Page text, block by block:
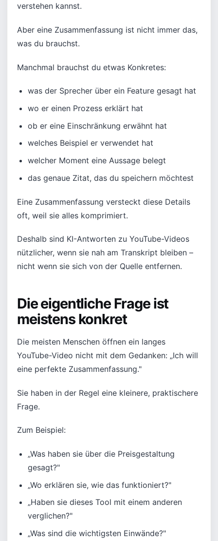
verstehen kannst.
Aber eine Zusammenfassung ist nicht immer das,
was du brauchst.
Manchmal brauchst du etwas Konkretes:
was der Sprecher über ein Feature gesagt hat
wo er einen Prozess erklärt hat
ob er eine Einschränkung erwähnt hat
welches Beispiel er verwendet hat
welcher Moment eine Aussage belegt
das genaue Zitat, das du speichern möchtest
Eine Zusammenfassung versteckt diese Details
oft, weil sie alles komprimiert.
Deshalb sind KI-Antworten zu YouTube-Videos
nützlicher, wenn sie nah am Transkript bleiben –
nicht wenn sie sich von der Quelle entfernen.
Die eigentliche Frage ist
meistens konkret
Die meisten Menschen öffnen ein langes
YouTube-Video nicht mit dem Gedanken: „Ich will
eine perfekte Zusammenfassung."
Sie haben in der Regel eine kleinere, praktischere
Frage.
Zum Beispiel:
„Was haben sie über die Preisgestaltung
gesagt?"
„Wo erklären sie, wie das funktioniert?"
„Haben sie dieses Tool mit einem anderen
verglichen?"
„Was sind die wichtigsten Einwände?"